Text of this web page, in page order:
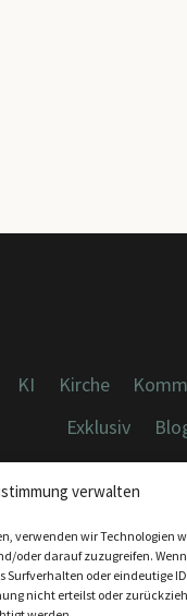
verwalten
verwenden wir Technologien
oder darauf zuzugreifen.
oder eindeutige
nicht erteilst oder
KI Kirche
Exklusiv
Datenschutz,